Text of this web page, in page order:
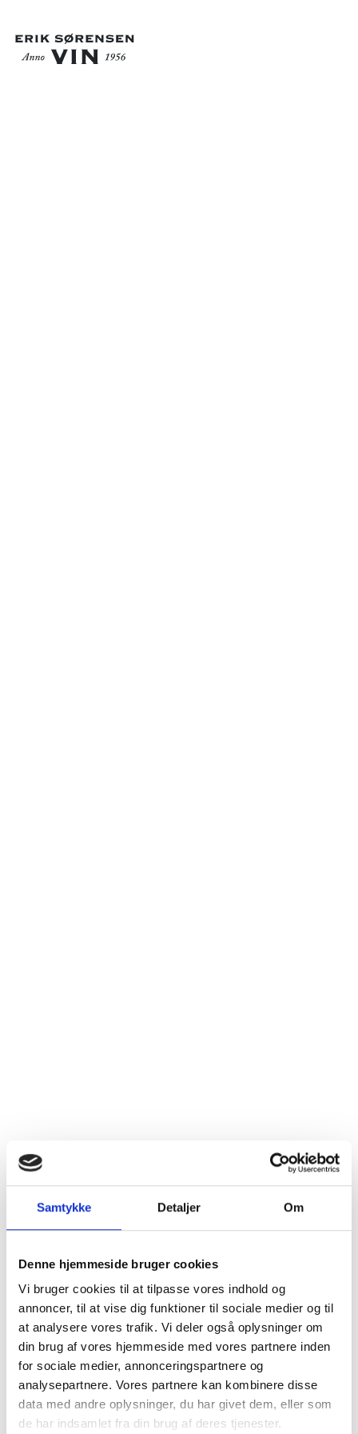
Samtykke Detaljer Om
Denne hjemmeside bruger cookies
Vi bruger cookies til at tilpasse vores indhold og
annoncer, til at vise dig funktioner til sociale medier og til
at analysere vores trafik. Vi deler også oplysninger om
din brug af vores hjemmeside med vores partnere inden
for sociale medier, annonceringspartnere og
analysepartnere. Vores partnere kan kombinere disse
data med andre oplysninger, du har givet dem, eller som
de har indsamlet fra din brug af deres tjenester.